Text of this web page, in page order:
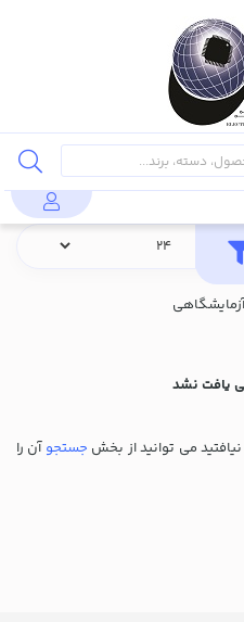
یافت نشد
می توانید از بخش جستجو آن را